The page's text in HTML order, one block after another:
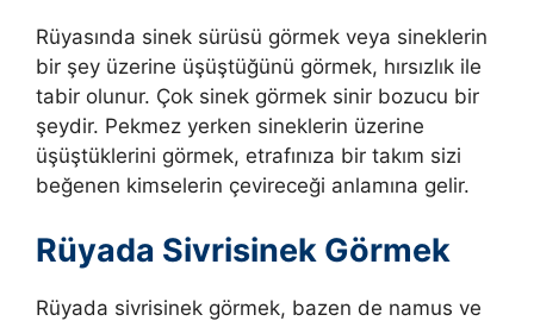
Rüyasında sinek sürüsü görmek veya sineklerin
bir şey üzerine üşüştüğünü görmek, hırsızlık ile
tabir olunur. Çok sinek görmek sinir bozucu bir
şeydir. Pekmez yerken sineklerin üzerine
üşüştüklerini görmek, etrafınıza bir takım sizi
beğenen kimselerin çevireceği anlamına gelir.
Rüyada Sivrisinek Görmek
Rüyada sivrisinek görmek, bazen de namus ve